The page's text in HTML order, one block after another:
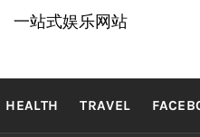
一站式娱乐网站
HEALTH TRAVEL